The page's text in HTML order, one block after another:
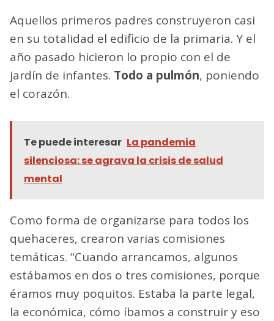
Aquellos primeros padres construyeron casi
en su totalidad el edificio de la primaria. Y el
año pasado hicieron lo propio con el de
jardín de infantes. Todo a pulmón, poniendo
el corazón.
Te puede interesar La pandemia
silenciosa: se agrava la crisis de salud
mental
Como forma de organizarse para todos los
quehaceres, crearon varias comisiones
temáticas. “Cuando arrancamos, algunos
estábamos en dos o tres comisiones, porque
éramos muy poquitos. Estaba la parte legal,
la económica, cómo íbamos a construir y eso